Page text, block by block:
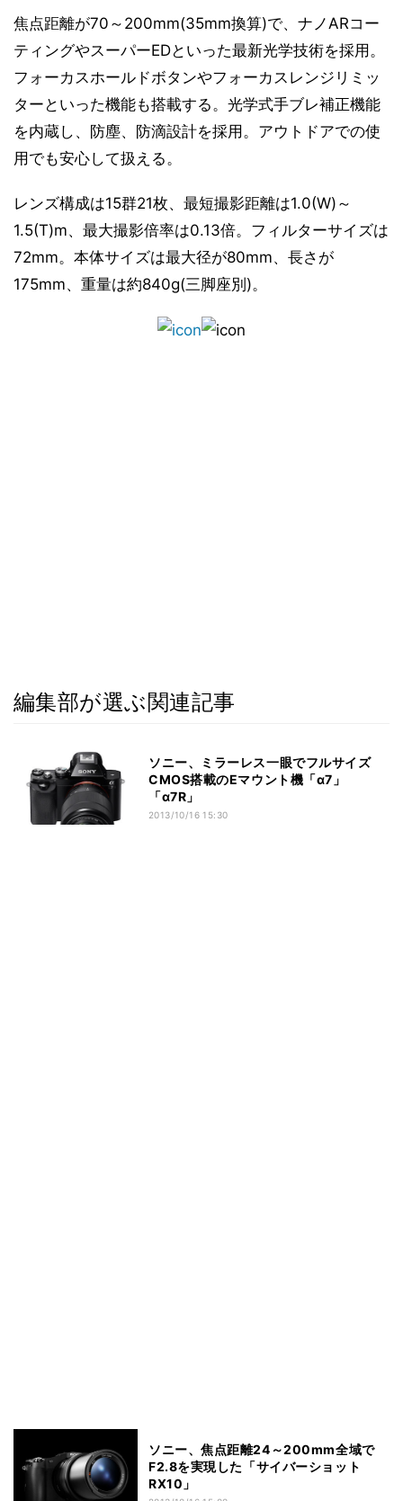
焦点距離が70～200mm(35mm換算)で、ナノARコー
ティングやスーパーEDといった最新光学技術を採用。
フォーカスホールドボタンやフォーカスレンジリミッ
ターといった機能も搭載する。光学式手ブレ補正機能
を内蔵し、防塵、防滴設計を採用。アウトドアでの使
用でも安心して扱える。
レンズ構成は15群21枚、最短撮影距離は1.0(W)～
1.5(T)m、最大撮影倍率は0.13倍。フィルターサイズは
72mm。本体サイズは最大径が80mm、長さが
175mm、重量は約840g(三脚座別)。
編集部が選ぶ関連記事
ソニー、ミラーレス一眼でフルサイズ
CMOS搭載のEマウント機「α7」
「α7R」
2013/10/16 15:30
ソニー、焦点距離24～200mm全域で
F2.8を実現した「サイバーショット
RX10」